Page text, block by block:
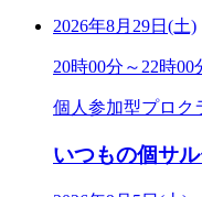
2026年8月29日(土)
20時00分～22時00
個人参加型プロク
いつもの個サ